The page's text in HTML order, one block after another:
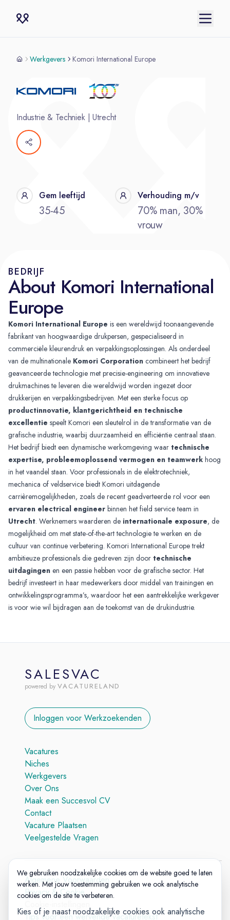
Werkgevers Komori International Europe
Industrie & Techniek|Utrecht
Gem leeftijd
35-45
Verhouding m/v
70% man, 30%
vrouw
BEDRIJF
About Komori International
Europe
Komori International Europe is een wereldwijd toonaangevende
fabrikant van hoogwaardige drukpersen, gespecialiseerd in
commerciële kleurendruk en verpakkingsoplossingen. Als onderdeel
van de multinationale Komori Corporation combineert het bedrijf
geavanceerde technologie met precisie-engineering om innovatieve
drukmachines te leveren die wereldwijd worden ingezet door
drukkerijen en verpakkingsbedrijven. Met een sterke focus op
productinnovatie, klantgerichtheid en technische
excellentie speelt Komori een sleutelrol in de transformatie van de
grafische industrie, waarbij duurzaamheid en efficiëntie centraal staan.
Het bedrijf biedt een dynamische werkomgeving waar technische
expertise, probleemoplossend vermogen en teamwerk hoog
in het vaandel staan. Voor professionals in de elektrotechniek,
mechanica of veldservice biedt Komori uitdagende
carrièremogelijkheden, zoals de recent geadverteerde rol voor een
ervaren electrical engineer binnen het field service team in
Utrecht. Werknemers waarderen de internationale exposure, de
mogelijkheid om met state-of-the-art technologie te werken en de
cultuur van continue verbetering. Komori International Europe trekt
ambitieuze professionals die gedreven zijn door technische
uitdagingen en een passie hebben voor de grafische sector. Het
bedrijf investeert in haar medewerkers door middel van trainingen en
ontwikkelingsprogramma’s, waardoor het een aantrekkelijke werkgever
is voor wie wil bijdragen aan de toekomst van de drukindustrie.
SALESVAC
powered by VACATURELAND
Inloggen voor Werkzoekenden
Vacatures
Niches
Werkgevers
Over Ons
Maak een Succesvol CV
Contact
Vacature Plaatsen
Veelgestelde Vragen
Algemene Voorwaarden
Privacy & Cookie
Tips voor een wervende vacaturetekst
We gebruiken noodzakelijke cookies om de website goed te laten
werken. Met jouw toestemming gebruiken we ook analytische
cookies om de site te verbeteren.
Kies of je naast noodzakelijke cookies ook analytische